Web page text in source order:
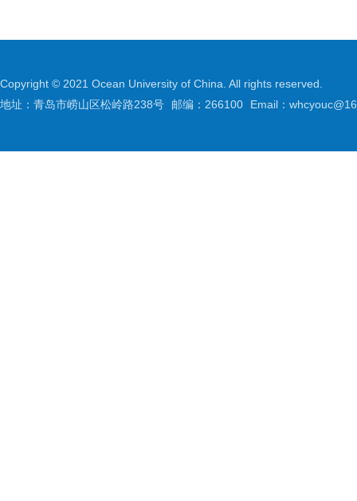
Copyright © 2021 Ocean University of China. All rights reserved.
地址：青岛市崂山区松岭路238号
邮编：266100 Email：